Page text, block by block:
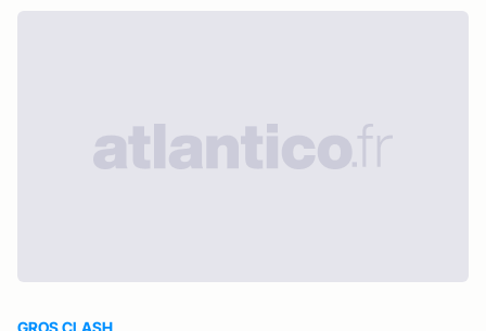
GROS CLASH